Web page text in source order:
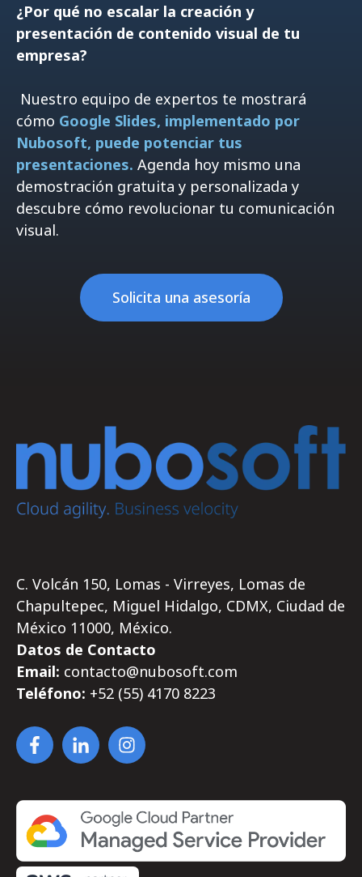
¿Por qué no escalar la creación y
presentación de contenido visual de tu
empresa?
Nuestro equipo de expertos te mostrará
cómo Google Slides, implementado por
Nubosoft, puede potenciar tus
presentaciones. Agenda hoy mismo una
demostración gratuita y personalizada y
descubre cómo revolucionar tu comunicación
visual.
Solicita una asesoría
C. Volcán 150, Lomas - Virreyes, Lomas de
Chapultepec, Miguel Hidalgo, CDMX, Ciudad de
México 11000, México.
Datos de Contacto
Email: contacto@nubosoft.com
Teléfono: +52 (55) 4170 8223